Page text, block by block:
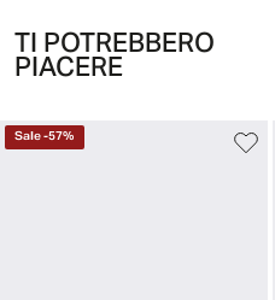
TI POTREBBERO
PIACERE
Sale-57%